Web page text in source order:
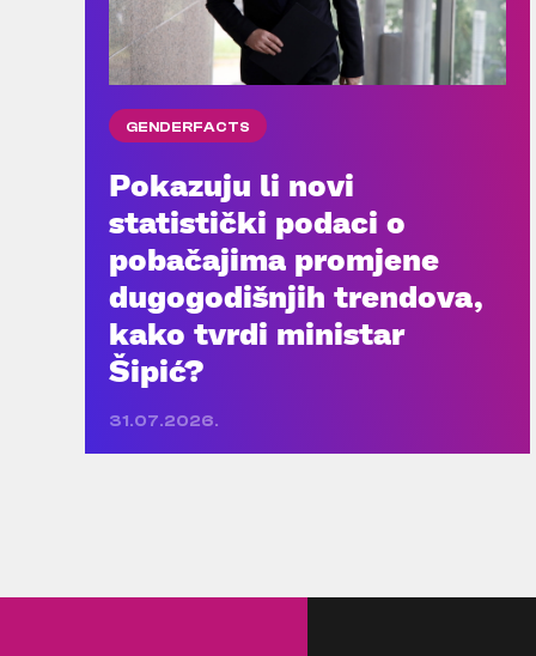
GENDERFACTS
Pokazuju li novi
statistički podaci o
pobačajima promjene
dugogodišnjih trendova,
kako tvrdi ministar
Šipić?
31.07.2026.